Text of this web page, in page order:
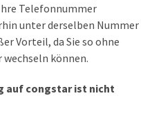
Telefonnummer
unter derselben Nummer
Vorteil, da Sie so ohne
können.
auf congstar ist nicht